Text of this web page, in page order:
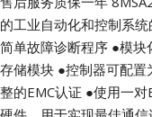
的工业自动化和控制系
简单故障诊断程序 ●模块
存储模块 ●控制器可配
整的EMC认证 ●使用一对